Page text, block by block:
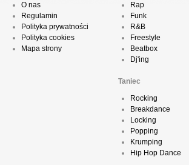
O nas
Regulamin
Polityka prywatności
Polityka cookies
Mapa strony
Rap
Funk
R&B
Freestyle
Beatbox
Dj'ing
Taniec
Rocking
Breakdance
Locking
Popping
Krumping
Hip Hop Dance